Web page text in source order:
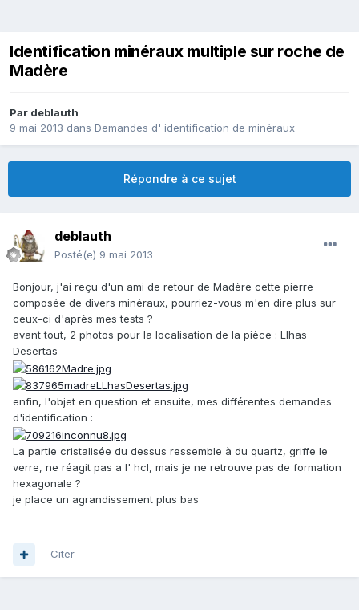
Identification minéraux multiple sur roche de
Madère
Par deblauth
9 mai 2013 dans Demandes d' identification de minéraux
Répondre à ce sujet
deblauth
Posté(e) 9 mai 2013
Bonjour, j'ai reçu d'un ami de retour de Madère cette pierre
composée de divers minéraux, pourriez-vous m'en dire plus sur
ceux-ci d'après mes tests ?
avant tout, 2 photos pour la localisation de la pièce : Llhas
Desertas
enfin, l'objet en question et ensuite, mes différentes demandes
d'identification :
La partie cristalisée du dessus ressemble à du quartz, griffe le
verre, ne réagit pas a l' hcl, mais je ne retrouve pas de formation
hexagonale ?
je place un agrandissement plus bas
Citer